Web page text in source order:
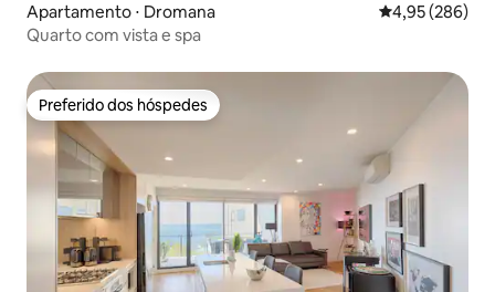
Apartamento ⋅ Dromana 4,95 de uma
4,95 (286)
Quarto com vista e spa
Preferido dos hóspedes
Preferido dos hóspedes